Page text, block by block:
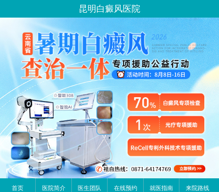
昆明白癜风医院
首页 医院简介 医生团队 在线预约 就医指南 来院路线